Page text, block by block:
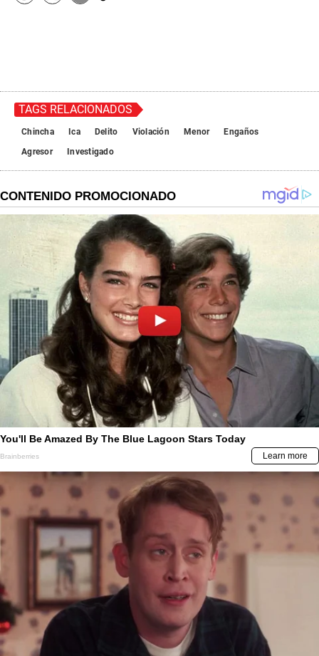
TAGS RELACIONADOS
Chincha Ica Delito Violación Menor
Engaños
Agresor
Investigado